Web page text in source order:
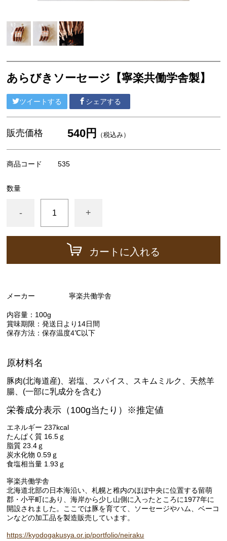
共働学舎のお豆
仲間たちのチーズ
NEEDS社/モッツァレラ類
その他の食品（仕入品など）
すじ青のり
出版物など
あらびきソーセージ【寧楽共働学舎製】
ツイートする シェアする
販売価格 540円 （税込み）
商品コード 535
数量
- +
カートに入れる
メーカー 寧楽共働学舎
内容量：100g
賞味期限：発送日より14日間
保存方法：保存温度4℃以下
原材料名
豚肉(北海道産)、岩塩、スパイス、スキムミルク、天然羊
腸、(一部に乳成分を含む)
栄養成分表示（100g当たり）※推定値
エネルギー 237kcal
たんぱく質 16.5ｇ
脂質 23.4ｇ
炭水化物 0.59ｇ
食塩相当量 1.93ｇ
寧楽共働学舎
北海道北部の日本海沿い、札幌と稚内のほぼ中央に位置する留萌
郡・小平町にあり、海岸から少し山側に入ったところに1977年に
開設されました。ここでは豚を育てて、ソーセージやハム、ベーコ
ンなどの加工品を製造販売しています。
https://kyodogakusya.or.jp/portfolio/neiraku